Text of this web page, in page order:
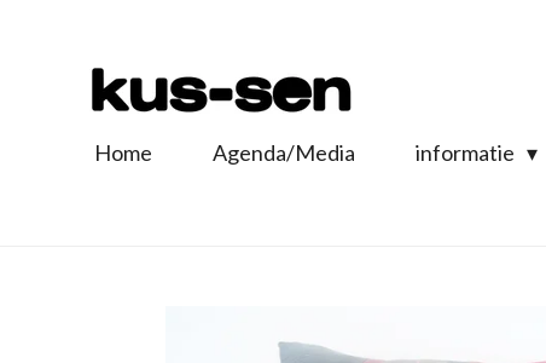
Home Agenda/Media informatie